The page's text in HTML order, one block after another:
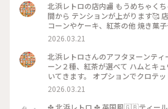
北浜レトロの店内🏬 もうめちゃく
間から テンションが上がります🥰
コーンやケーキ、紅茶の他 焼き菓
プやプレゼント用の 詰め合わせな
店内はシックなアンティーク家具
素敵な空間です〜！
2026.03.21
北浜レトロさんのアフタヌーンティ
ーン２種、紅茶が選べて ハムとキ
いてきます。 オプションでクロテ
✨ スコーンは季節限定のさくらとく
はストロベリースペシャルショー
ッドのお皿に乗せられてボリューム
2026.03.21
✤ 北浜レトロ ✤ 英国風🇬🇧ティール